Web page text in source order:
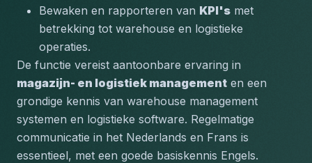
Bewaken en rapporteren van KPI's met
betrekking tot warehouse en logistieke
operaties.
magazijn- en logistiek management en een
grondige kennis van warehouse management
systemen en logistieke software. Regelmatige
communicatie in het Nederlands en Frans is
essentieel, met een goede basiskennis Engels.